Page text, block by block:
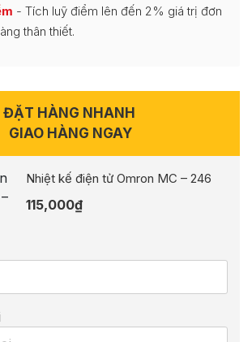
- Tích luỹ điểm lên đến 2% giá trị đơn
thân thiết.
ĐẶT HÀNG NHANH
GIAO HÀNG NGAY
Nhiệt kế điện tử Omron MC – 246
115,000₫